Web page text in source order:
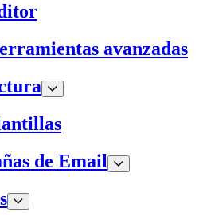
avanzadas
de Email